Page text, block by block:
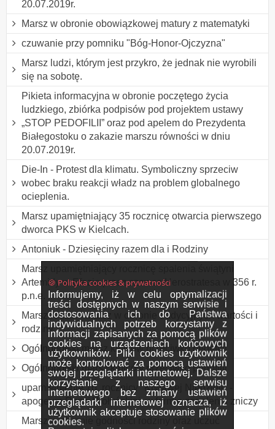
🍪 Polityka cookies & prywatności
Informujemy, iż w celu optymalizacji
treści dostępnych w naszym serwisie i
dostosowania ich do Państwa
indywidualnych potrzeb korzystamy z
informacji zapisanych za pomocą plików
cookies na urządzeniach końcowych
użytkowników. Pliki cookies użytkownik
może kontrolować za pomocą ustawień
swojej przeglądarki internetowej. Dalsze
korzystanie z naszego serwisu
internetowego bez zmiany ustawień
przeglądarki internetowej oznacza, iż
użytkownik akceptuje stosowanie plików
cookies.
20.07.2019r.
Marsz w obronie obowiązkowej matury z matematyki
czuwanie przy pomniku "Bóg-Honor-Ojczyzna"
Marsz ludzi, którym jest przykro, że jednak nie wyrobili
się na sobotę.
Pikieta informacyjna w obronie poczętego życia
ludzkiego, zbiórka podpisów pod projektem ustawy
„STOP PEDOFILII” oraz pod apelem do Prezydenta
Białegostoku o zakazie marszu równości w dniu
20.07.2019r.
Die-In - Protest dla klimatu. Symboliczny sprzeciw
wobec braku reakcji władz na problem globalnego
ocieplenia.
Marsz upamiętniający 35 rocznicę otwarcia pierwszego
dworca PKS w Kielcach.
Antoniuk - Dziesięciny razem dla i Rodziny
Marsz upamiętniający rocznicę spalenia świątyni
Artemidy w Efezie przez szewca Herostratesa w 356 r.
p.n.e.
Marsz rodzin - marsz w obronie tradycyjnych wartości i
rodziny
Ogólnopolski marsz kibiców przeciwko pedofilii
Ogólnopolski marsz kibiców przeciwko pedofilii
upamiętnienie 76. rocznicy "Krwawej Niedzieli" -
apogeum Rzezi Wołyńskiej, w formie zapalenia zniczy
Marsz w obronie godności rodziny oraz uczuć